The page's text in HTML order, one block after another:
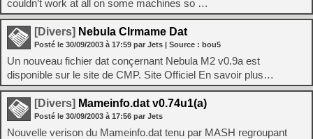
couldn’t work at all on some machines so …
[Divers] Nebula Clrmame Dat
Posté le 30/09/2003 à 17:59 par Jets | Source : bou5
Un nouveau fichier dat conçernant Nebula M2 v0.9a est
disponible sur le site de CMP. Site Officiel En savoir plus…
[Divers] Mameinfo.dat v0.74u1(a)
Posté le 30/09/2003 à 17:56 par Jets
Nouvelle verison du Mameinfo.dat tenu par MASH regroupant